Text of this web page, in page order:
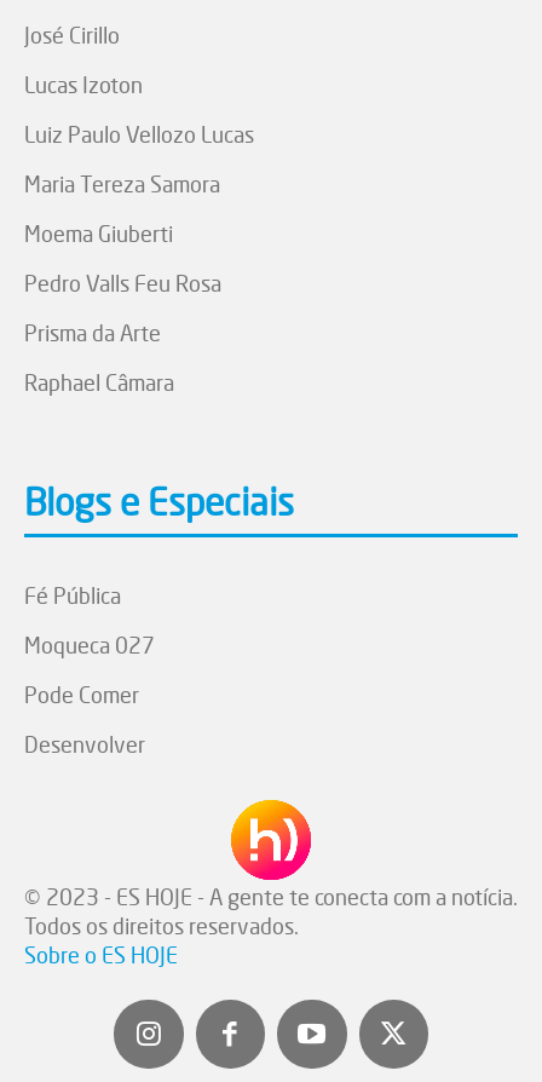
José Cirillo
Lucas Izoton
Luiz Paulo Vellozo Lucas
Maria Tereza Samora
Moema Giuberti
Pedro Valls Feu Rosa
Prisma da Arte
Raphael Câmara
Blogs e Especiais
Fé Pública
Moqueca 027
Pode Comer
Desenvolver
© 2023 - ES HOJE - A gente te conecta com a notícia.
Todos os direitos reservados.
Sobre o ES HOJE